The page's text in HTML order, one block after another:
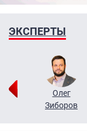
ЭКСПЕРТЫ
Олег
Зиборов